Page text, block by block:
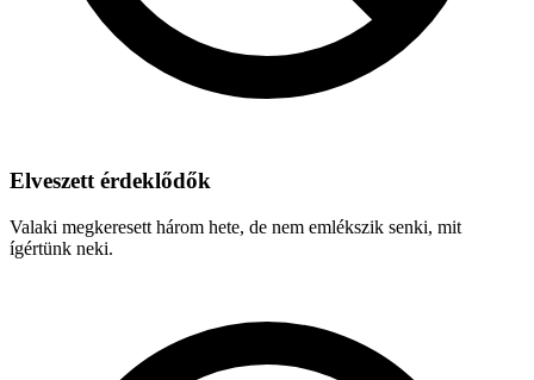
Elveszett érdeklődők
Valaki megkeresett három hete, de nem emlékszik senki, mit
ígértünk neki.